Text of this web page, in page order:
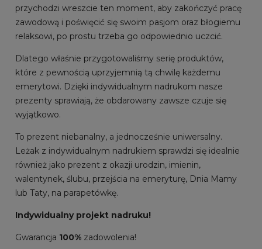
przychodzi wreszcie ten moment, aby zakończyć pracę
zawodową i poświęcić się swoim pasjom oraz błogiemu
relaksowi, po prostu trzeba go odpowiednio uczcić.
Dlatego właśnie przygotowaliśmy serię produktów,
które z pewnością uprzyjemnią tą chwilę każdemu
emerytowi. Dzięki indywidualnym nadrukom nasze
prezenty sprawiają, że obdarowany zawsze czuje się
wyjątkowo.
To prezent niebanalny, a jednocześnie uniwersalny.
Leżak z indywidualnym nadrukiem sprawdzi się idealnie
również jako prezent z okazji urodzin, imienin,
walentynek, ślubu, przejścia na emeryturę, Dnia Mamy
lub Taty, na parapetówkę.
Indywidualny projekt nadruku!
Gwarancja 100% zadowolenia!